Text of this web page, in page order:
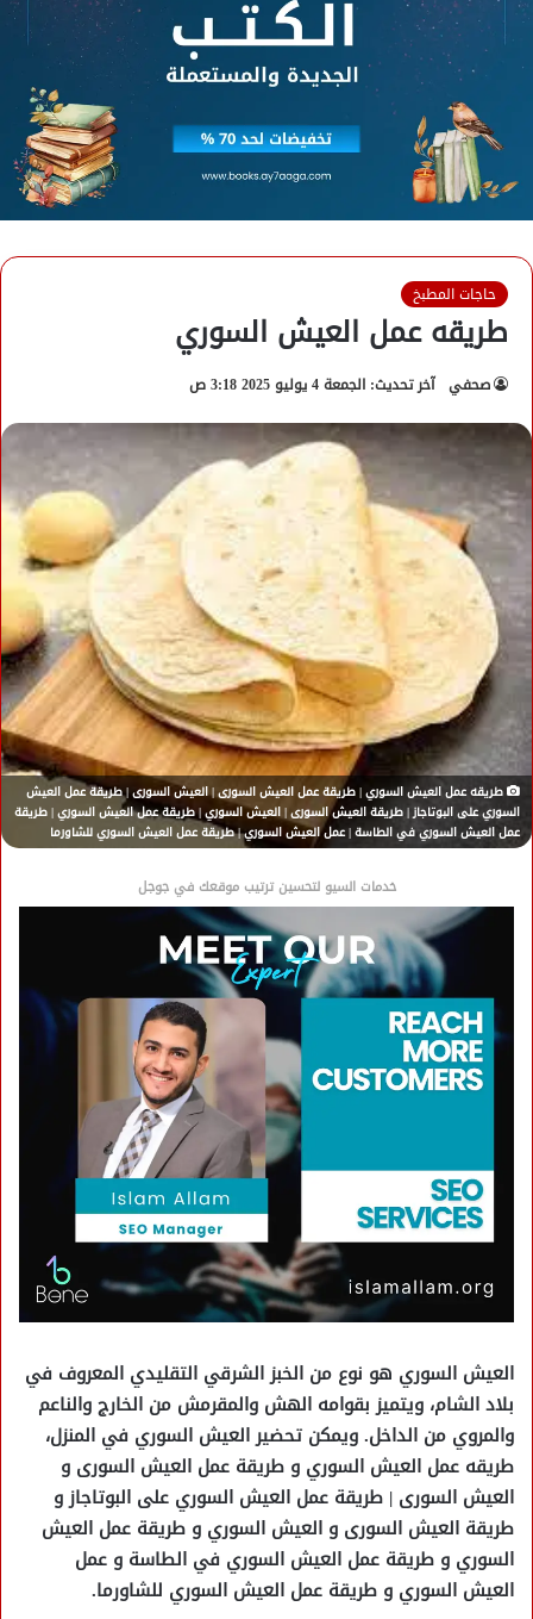
حاجات المطبخ
طريقه عمل العيش السوري
صحفي آخر تحديث: الجمعة 4 يوليو 2025 3:18 ص
طريقه عمل العيش السوري | طريقة عمل العيش السورى | العيش السورى | طريقة عمل العيش
السوري على البوتاجاز | طريقة العيش السورى | العيش السوري | طريقة عمل العيش السوري | طريقة
عمل العيش السوري في الطاسة | عمل العيش السوري | طريقة عمل العيش السوري للشاورما
خدمات السيو لتحسين ترتيب موقعك في جوجل
العيش السوري هو نوع من الخبز الشرقي التقليدي المعروف في
بلاد الشام، ويتميز بقوامه الهش والمقرمش من الخارج والناعم
والمروي من الداخل. ويمكن تحضير العيش السوري في المنزل،
طريقه عمل العيش السوري و طريقة عمل العيش السورى و
العيش السورى | طريقة عمل العيش السوري على البوتاجاز و
طريقة العيش السورى و العيش السوري و طريقة عمل العيش
السوري و طريقة عمل العيش السوري في الطاسة و عمل
العيش السوري و طريقة عمل العيش السوري للشاورما.